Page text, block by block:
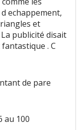
echappement,
et
publicité disait
. C
de pare
au 100